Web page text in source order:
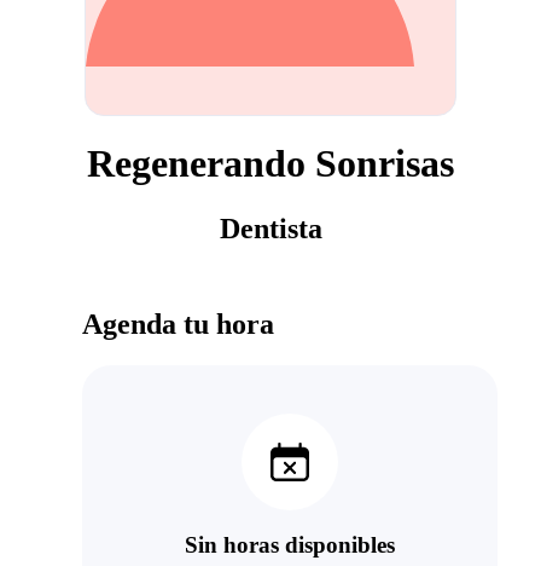
Regenerando Sonrisas
Dentista
Agenda tu hora
Sin horas disponibles